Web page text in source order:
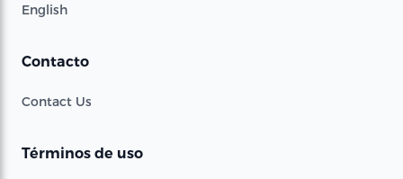
English
Contacto
Contact Us
Términos de uso